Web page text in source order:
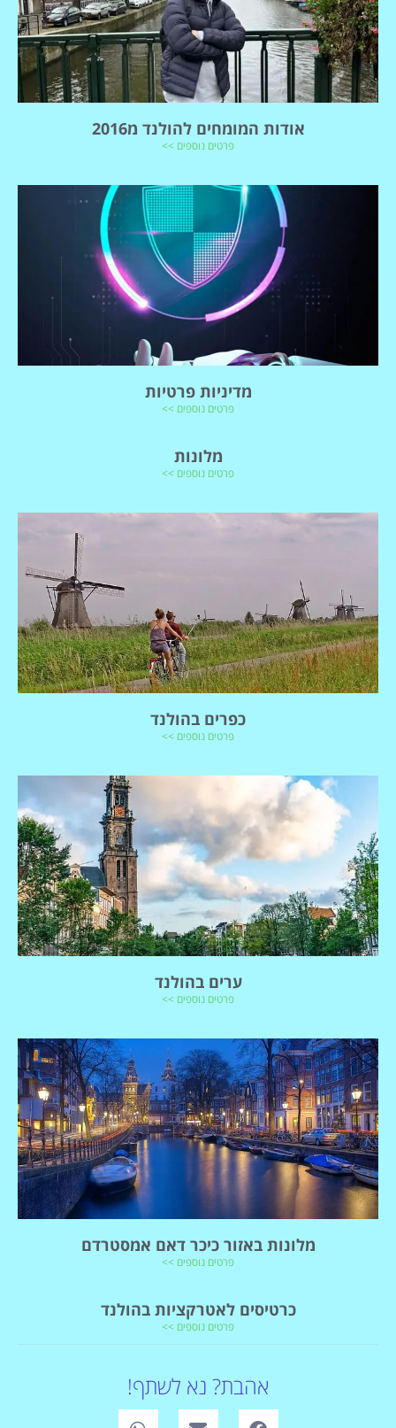
אודות המומחים להולנד מ2016
פרטים נוספים >>
מדיניות פרטיות
פרטים נוספים >>
מלונות
פרטים נוספים >>
כפרים בהולנד
פרטים נוספים >>
ערים בהולנד
פרטים נוספים >>
מלונות באזור כיכר דאם אמסטרדם
פרטים נוספים >>
כרטיסים לאטרקציות בהולנד
פרטים נוספים >>
אהבת? נא לשתף!